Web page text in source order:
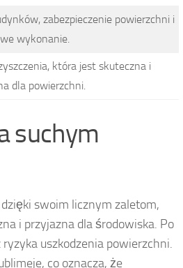
zabezpieczenie powierzchni i
wykonanie.
która jest skuteczna i
dla powierzchni.
suchym
swoim licznym zaletom,
i przyjazna dla środowiska. Po
uszkodzenia powierzchni.
co oznacza, że